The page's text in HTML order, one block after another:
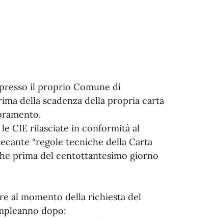
il proprio Comune di
della scadenza della propria carta
CIE rilasciate in conformità al
“regole tecniche della Carta
prima del centottantesimo giorno
al momento della richiesta del
dopo: